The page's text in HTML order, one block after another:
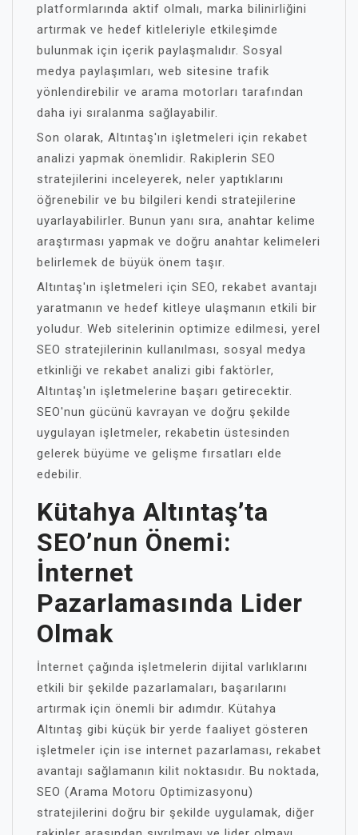
platformlarında aktif olmalı, marka bilinirliğini
artırmak ve hedef kitleleriyle etkileşimde
bulunmak için içerik paylaşmalıdır. Sosyal
medya paylaşımları, web sitesine trafik
yönlendirebilir ve arama motorları tarafından
daha iyi sıralanma sağlayabilir.
Son olarak, Altıntaş'ın işletmeleri için rekabet
analizi yapmak önemlidir. Rakiplerin SEO
stratejilerini inceleyerek, neler yaptıklarını
öğrenebilir ve bu bilgileri kendi stratejilerine
uyarlayabilirler. Bunun yanı sıra, anahtar kelime
araştırması yapmak ve doğru anahtar kelimeleri
belirlemek de büyük önem taşır.
Altıntaş'ın işletmeleri için SEO, rekabet avantajı
yaratmanın ve hedef kitleye ulaşmanın etkili bir
yoludur. Web sitelerinin optimize edilmesi, yerel
SEO stratejilerinin kullanılması, sosyal medya
etkinliği ve rekabet analizi gibi faktörler,
Altıntaş'ın işletmelerine başarı getirecektir.
SEO'nun gücünü kavrayan ve doğru şekilde
uygulayan işletmeler, rekabetin üstesinden
gelerek büyüme ve gelişme fırsatları elde
edebilir.
Kütahya Altıntaş’ta
SEO’nun Önemi:
İnternet
Pazarlamasında Lider
Olmak
İnternet çağında işletmelerin dijital varlıklarını
etkili bir şekilde pazarlamaları, başarılarını
artırmak için önemli bir adımdır. Kütahya
Altıntaş gibi küçük bir yerde faaliyet gösteren
işletmeler için ise internet pazarlaması, rekabet
avantajı sağlamanın kilit noktasıdır. Bu noktada,
SEO (Arama Motoru Optimizasyonu)
stratejilerini doğru bir şekilde uygulamak, diğer